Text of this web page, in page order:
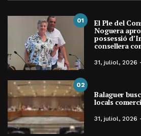
01 El Ple del
Noguera
possessió
consellera
31, juliol, 2026
02
Balaguer
locals
31, juliol, 2026